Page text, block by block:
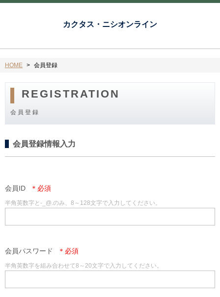
カクタス・ニシオンライン
HOME 会員登録
REGISTRATION
会員登録
会員登録情報入力
会員ID
半角英数字と-_@.のみ、8～128文字で入力してください。
会員パスワード
半角英数字を組み合わせて8～20文字で入力してください。